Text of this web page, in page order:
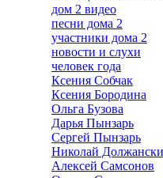
дом 2 видео
песни дома 2
участники дома 2
новости и слухи
человек года
Ксения Собчак
Ксения Бородина
Ольга Бузова
Дарья Пынзарь
Сергей Пынзарь
Николай
Алексей Самсонов